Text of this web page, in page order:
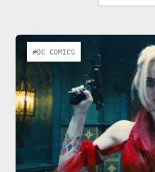
#DC COMICS